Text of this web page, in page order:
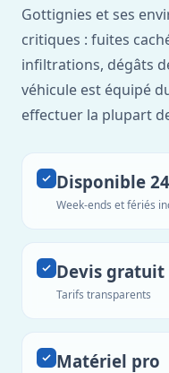
Gottignies et ses
critiques : fuites
infiltrations, dégâts
véhicule est équipé
effectuer la plupart
Disponible
Week-ends et fériés
Devis gratuit
Tarifs transparents
Matériel pro